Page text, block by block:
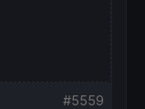
#5559